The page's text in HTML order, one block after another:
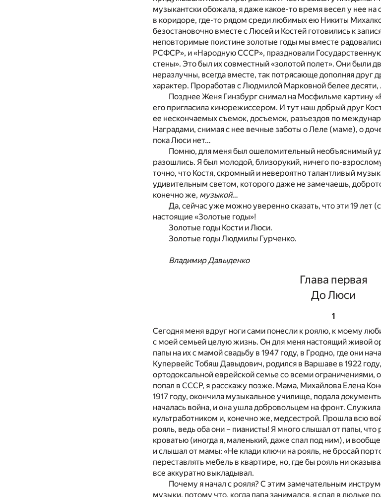
музыкантски обожала, я даже какое-то время весел у нее
в коридоре, где-то рядом среди любимых ею Никиты
безостановочно вместе с Люсей и Костей готовились к
неповторимые поистине золотые годы мы вместе
РСФСР», и «Народную СССР», праздновали
стены». Это был их совместный «золотой полет». Они были
неразлучны, всегда вместе, так потрясающе дополняя друг
характер. Проработав с Людмилой Марковной белее
Позднее Женя Гинзбург снимал на Мосфильме картину
его пригласила кинорежиссером. И тут наш добрый друг
ее нескончаемых съемок, досъемок, разъездов по
Наградами, снимая с нее вечные заботы о Леле (маме), о
пока Люси нет…
Помню, для меня был ошеломительный необъяснимый
разошлись. Я был молодой, близорукий, ничего по-
точно, что Костя, скромный и невероятно талантливый
удивительным светом, которого даже не замечаешь,
конечно же, музыкой…
Да, сейчас уже можно уверенно сказать, что эти 19 лет
настоящие «Золотые годы»!
Золотые годы Кости и Люси.
Золотые годы Людмилы Гурченко.
Владимир Давыденко
Глава первая
До Люси
1
Сегодня меня вдруг ноги сами понесли к роялю, к моему
с моей семьей целую жизнь. Он для меня настоящий живой
папы на их с мамой свадьбу в 1947 году, в Гродно, где они
Купервейс Тобяш Давыдович, родился в Варшаве в 1922
ортодоксальной еврейской семье со всеми ограничениями,
попал в СССР, я расскажу позже. Мама, Михайлова Елена
1917 году, окончила музыкальное училище, подала
началась война, и она ушла добровольцем на фронт.
культработником и, конечно же, медсестрой. Прошла всю
рояль, ведь оба они – пианисты! Я много слышал от папы,
кроватью (иногда я, маленький, даже спал под ним), и
и слышал от мамы: «Не клади ключи на рояль, не бросай
переставлять мебель в квартире, но, где бы рояль ни
все аккуратно выкладывал.
Почему я начал с рояля? С этим замечательным
музыки, потому что, когда папа занимался, я спал в люльке